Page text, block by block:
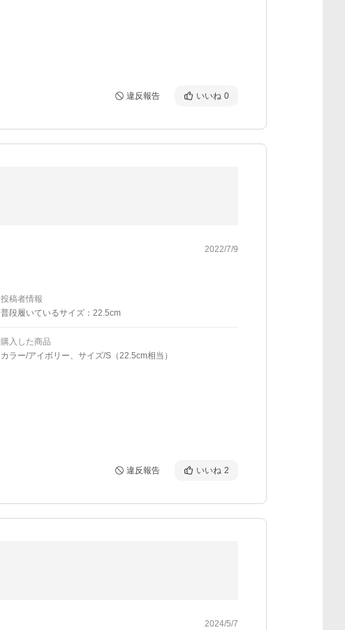
違反報告 いいね 0
2022/7/9
投稿者情報
普段履いているサイズ：22.5cm
購入した商品
カラー/アイボリー、サイズ/S（22.5cm相当）
違反報告 いいね 2
2024/5/7